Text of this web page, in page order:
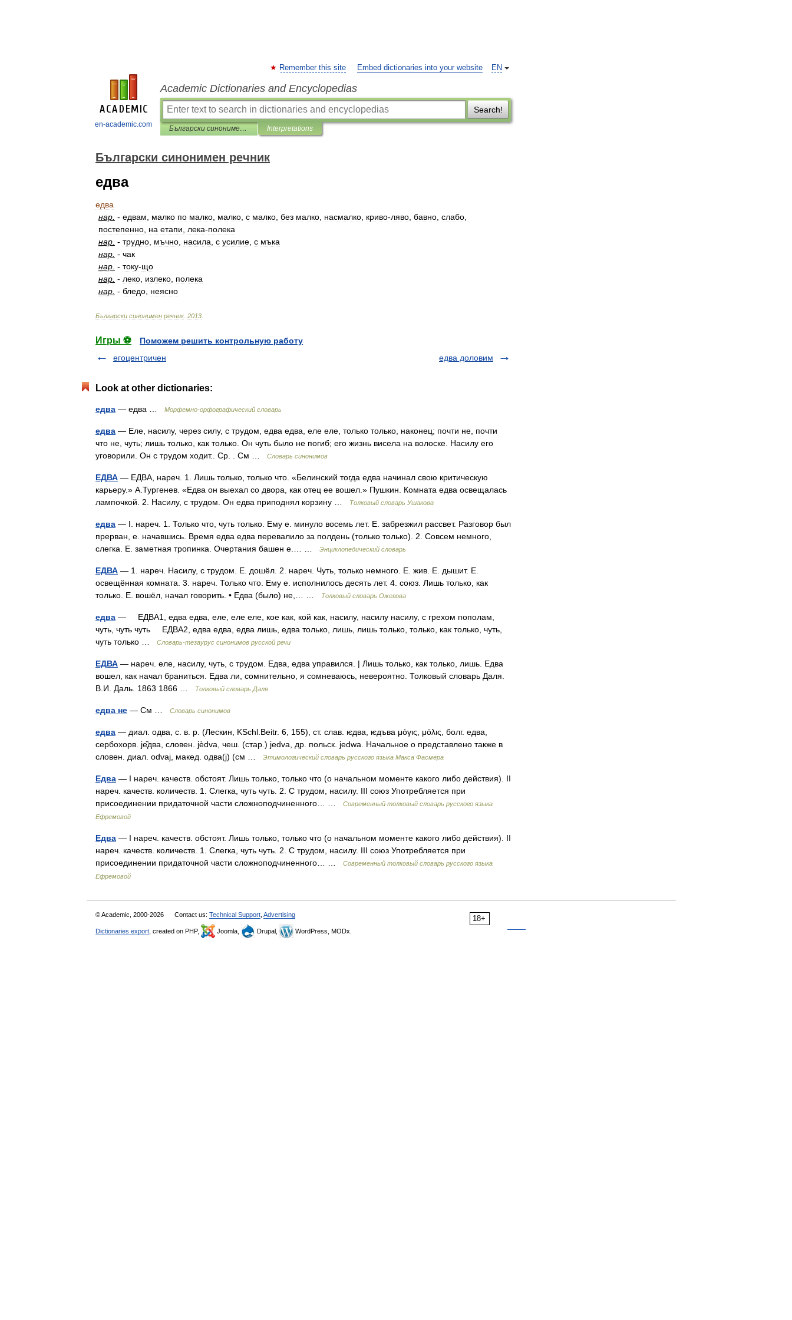
en-academic.com
EN
Remember this site Embed dictionaries into your website
Academic Dictionaries and Encyclopedias
Search!
Български синонимен речник Interpretations
Български синонимен речник
едва
едва
нар - едвам малко по малко малко с малко без малко насмалко криво-ляво бавно слабо
постепенно на етапи лека-полека
нар - трудно мъчно насила с усилие с мъка
нар - чак
нар - току-що
нар - леко излеко полека
нар - бледо неясно
Български синонимен речник. 2013
Игры ⚽
Поможем решить контрольную работу
егоцентричен
едва доловим
Look at other dictionaries:
едва — едва … Морфемно-орфографический словарь
едва — Еле, насилу, через силу, с трудом, едва едва, еле еле, только только, наконец; почти не, почти
что не, чуть; лишь только, как только. Он чуть было не погиб; его жизнь висела на волоске. Насилу его
уговорили. Он с трудом ходит.. Ср. . См …
Словарь синонимов
ЕДВА — ЕДВА, нареч. 1. Лишь только, только что. «Белинский тогда едва начинал свою критическую
карьеру.» А.Тургенев. «Едва он выехал со двора, как отец ее вошел.» Пушкин. Комната едва освещалась
лампочкой. 2. Насилу, с трудом. Он едва приподнял корзину …
Толковый словарь Ушакова
едва — I. нареч. 1. Только что, чуть только. Ему е. минуло восемь лет. Е. забрезжил рассвет. Разговор был
прерван, е. начавшись. Время едва едва перевалило за полдень (только только). 2. Совсем немного,
слегка. Е. заметная тропинка. Очертания башен е.… …
Энциклопедический словарь
ЕДВА — 1. нареч. Насилу, с трудом. Е. дошёл. 2. нареч. Чуть, только немного. Е. жив. Е. дышит. Е.
освещённая комната. 3. нареч. Только что. Ему е. исполнилось десять лет. 4. союз. Лишь только, как
только. Е. вошёл, начал говорить. • Едва (было) не,… …
Толковый словарь Ожегова
едва — ЕДВА1, едва едва, еле, еле еле, кое как, кой как, насилу, насилу насилу, с грехом пополам,
чуть, чуть чуть ЕДВА2, едва едва, едва лишь, едва только, лишь, лишь только, только, как только, чуть,
чуть только …
Словарь-тезаурус синонимов русской речи
ЕДВА — нареч. еле, насилу, чуть, с трудом. Едва, едва управился. | Лишь только, как только, лишь. Едва
вошел, как начал браниться. Едва ли, сомнительно, я сомневаюсь, невероятно. Толковый словарь Даля.
В.И. Даль. 1863 1866 …
Толковый словарь Даля
едва не — См … Словарь синонимов
едва — диал. одва, с. в. р. (Лескин, KSchl.Beitr. 6, 155), ст. слав. ѥдва, ѥдъва μόγις, μόλις, болг. едва,
сербохорв. jе̏два, словен. jèdva, чеш. (стар.) jedva, др. польск. jedwa. Начальное о представлено также в
словен. диал. odvaj, макед. oдвa(j) (см …
Этимологический словарь русского языка Макса Фасмера
Едва — I нареч. качеств. обстоят. Лишь только, только что (о начальном моменте какого либо действия). II
нареч. качеств. количеств. 1. Слегка, чуть чуть. 2. С трудом, насилу. III союз Употребляется при
присоединении придаточной части сложноподчиненного… …
Современный толковый словарь русского языка
Ефремовой
Едва — I нареч. качеств. обстоят. Лишь только, только что (о начальном моменте какого либо действия). II
нареч. качеств. количеств. 1. Слегка, чуть чуть. 2. С трудом, насилу. III союз Употребляется при
присоединении придаточной части сложноподчиненного… …
Современный толковый словарь русского языка
Ефремовой
18+
© Academic, 2000-2026 Contact us: Technical Support Advertising
Dictionaries export , created on PHP, Joomla, Drupal, WordPress, MODx.